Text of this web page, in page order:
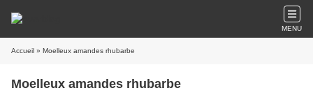
MENU
Accueil » Moelleux amandes rhubarbe
Moelleux amandes rhubarbe